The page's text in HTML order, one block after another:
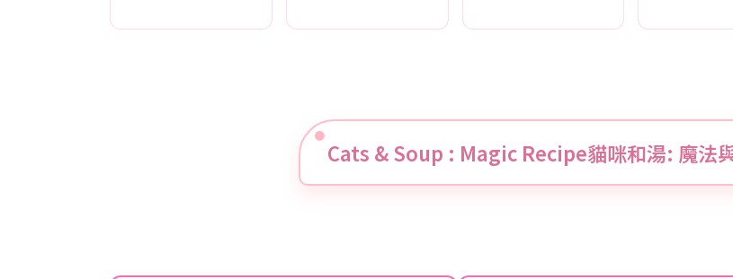
Cats & Soup : Magic Recipe貓咪和湯: 魔法